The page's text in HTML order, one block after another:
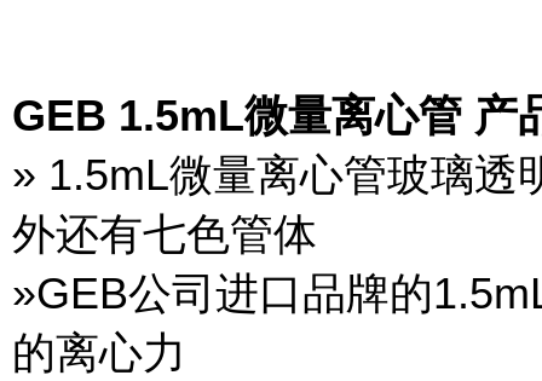
GEB 1.5mL微量离心管 产
» 1.5mL微量离心管玻璃透
外还有七色管体
»GEB公司进口品牌的
的离心力